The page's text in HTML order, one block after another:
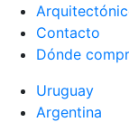
Contacto
Dónde
Uruguay
Argentina